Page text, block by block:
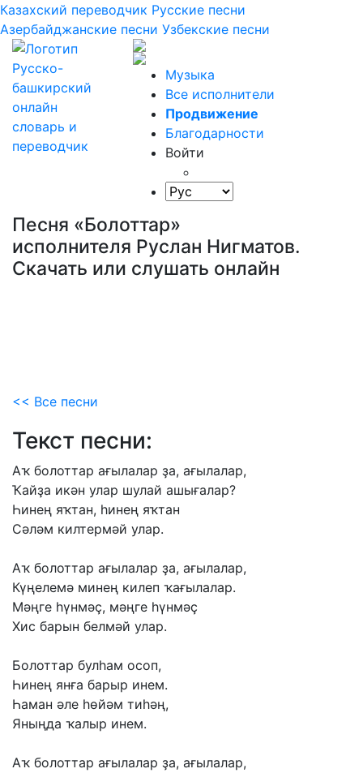
Казахский переводчик Русские песни
Азербайджанские песни Узбекские песни
Музыка
Все исполнители
Продвижение
Благодарности
Войти
Песня «Болоттар»
исполнителя Руслан Нигматов.
Скачать или слушать онлайн
<< Все песни
Текст песни:
Аҡ болоттар ағылалар ҙа, ағылалар,
Ҡайҙа икән улар шулай ашығалар?
Һинең яҡтан, һинең яҡтан
Сәләм килтермәй улар.
Аҡ болоттар ағылалар ҙа, ағылалар,
Күңелемә минең килеп ҡағылалар.
Мәңге һүнмәҫ, мәңге һүнмәҫ
Хис барын белмәй улар.
Болоттар булһам осоп,
Һинең янға барыр инем.
Һаман әле һөйәм тиһәң,
Яныңда ҡалыр инем.
Аҡ болоттар ағылалар ҙа, ағылалар,